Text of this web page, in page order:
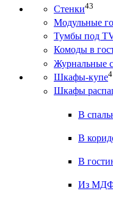
Стенки43
Модульные
Тумбы под
Комоды в
Журнальные
Шкафы-купе
Шкафы
В
В
В
Из